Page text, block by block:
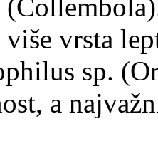
vrsta
sp.
a